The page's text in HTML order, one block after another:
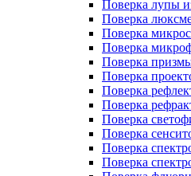
Поверка лупы
Поверка
Поверка
Поверка
Поверка
Поверка
Поверка
Поверка
Поверка
Поверка
Поверка
Поверка